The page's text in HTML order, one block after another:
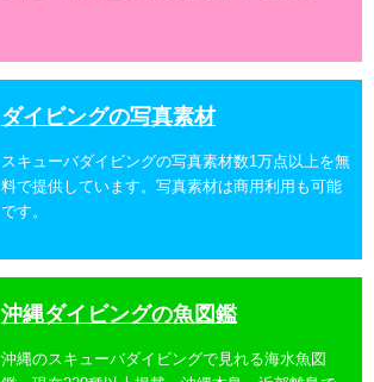
ダイビングの写真素材
スキューバダイビングの写真素材数1万点以上を無
料で提供しています。写真素材は商用利用も可能
です。
沖縄ダイビングの魚図鑑
沖縄のスキューバダイビングで見れる海水魚図